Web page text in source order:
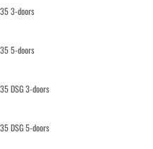
3-doors
5-doors
DSG 3-doors
DSG 5-doors